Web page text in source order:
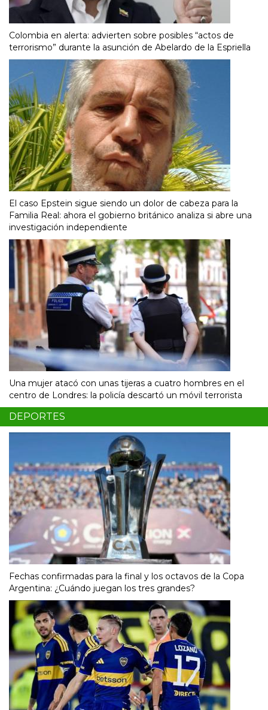
Colombia en alerta: advierten sobre posibles “actos de
terrorismo” durante la asunción de Abelardo de la Espriella
El caso Epstein sigue siendo un dolor de cabeza para la
Familia Real: ahora el gobierno británico analiza si abre una
investigación independiente
Una mujer atacó con unas tijeras a cuatro hombres en el
centro de Londres: la policía descartó un móvil terrorista
DEPORTES
Fechas confirmadas para la final y los octavos de la Copa
Argentina: ¿Cuándo juegan los tres grandes?